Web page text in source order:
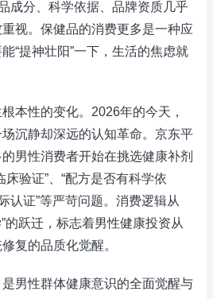
成分、科学依据、品牌资质几乎
视。保健品的消费更多是一种应
“提神壮阳”一下，生活的焦虑就
本性的变化。2026年的今天，
沉静却深远的认知革命。京东平
男性消费者开始在挑选健康补剂
床验证”、“配方是否有科学依
认证”等严苛问题。消费逻辑从
的跃迁，标志着男性健康投资从
复的品质化觉醒。
男性群体健康意识的全面觉醒与